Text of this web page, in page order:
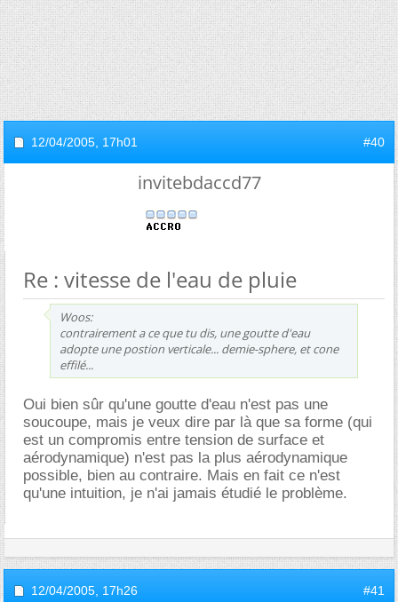
12/04/2005, 17h01 #40
invitebdaccd77
Re : vitesse de l'eau de pluie
Woos:
contrairement a ce que tu dis, une goutte d'eau
adopte une postion verticale... demie-sphere, et cone
effilé...
Oui bien sûr qu'une goutte d'eau n'est pas une
soucoupe, mais je veux dire par là que sa forme (qui
est un compromis entre tension de surface et
aérodynamique) n'est pas la plus aérodynamique
possible, bien au contraire. Mais en fait ce n'est
qu'une intuition, je n'ai jamais étudié le problème.
12/04/2005, 17h26 #41